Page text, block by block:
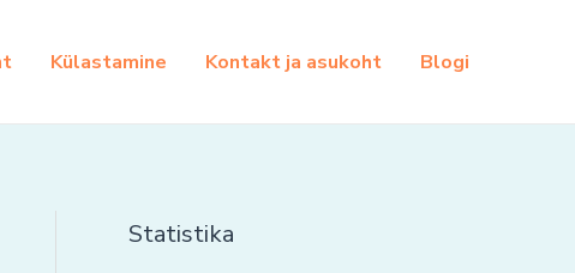
Külastamine Kontakt ja asukoht Blogi
Statistika